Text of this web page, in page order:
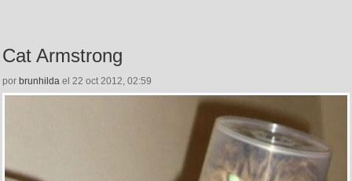
Cat Armstrong
por brunhilda el 22 oct 2012, 02:59